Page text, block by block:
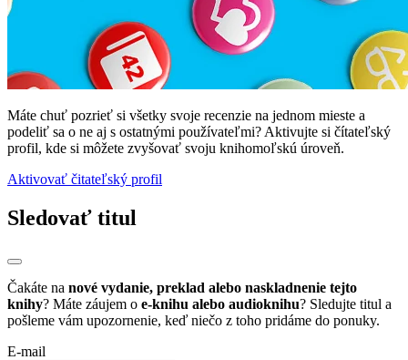
Máte chuť pozrieť si všetky svoje recenzie na jednom mieste a
podeliť sa o ne aj s ostatnými používateľmi? Aktivujte si čítateľský
profil, kde si môžete zvyšovať svoju knihomoľskú úroveň.
Aktivovať čitateľský profil
Sledovať titul
Čakáte na nové vydanie, preklad alebo naskladnenie tejto
knihy? Máte záujem o e-knihu alebo audioknihu? Sledujte titul a
pošleme vám upozornenie, keď niečo z toho pridáme do ponuky.
E-mail